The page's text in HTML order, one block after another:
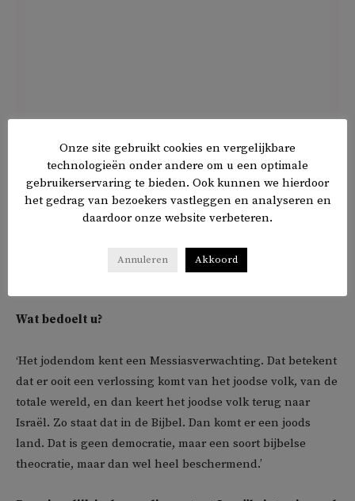
Messiasverwachting
Bij het lezen van uw columns slaat de twijfel soms toe.
Wat bedoelt u?
‘Het jodendom kent een Messiasverwachting. Dat betekent
dat er ooit een verlossing komt van het joodse volk, van de
totale wereld, en dan keert het joodse volk terug naar
Israël. Zo staat dat in de Bijbel. Dan komt er een joods
land. Dat is geen democratie, maar een soort bijbelse
theocratie, maar dan wel heel beschermend.’
Onze site gebruikt cookies en vergelijkbare
technologieën onder andere om u een optimale
gebruikerservaring te bieden. Ook kunnen we hierdoor
het gedrag van bezoekers vastleggen en analyseren en
daardoor onze website verbeteren.
Annuleren Akkoord